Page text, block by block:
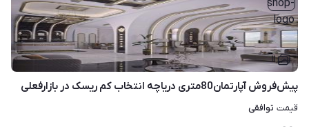
۱۱
پیش‌فروش آپارتمان80متری دریاچه انتخاب کم ریسک در بازارفعلی
قیمت توافقی